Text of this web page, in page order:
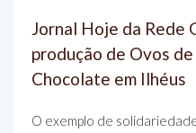
Jornal Hoje da Rede
produção de Ovos de
Chocolate em Ilhéus
O exemplo de